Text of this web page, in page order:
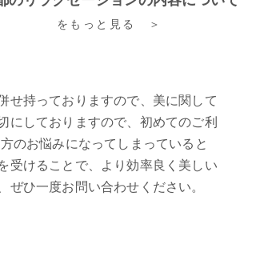
をもっと見る ＞
せ持っておりますので、美に関して
にしておりますので、初めてのご利
のお悩みになってしまっていると
受けることで、より効率良く美しい
ひ一度お問い合わせください。